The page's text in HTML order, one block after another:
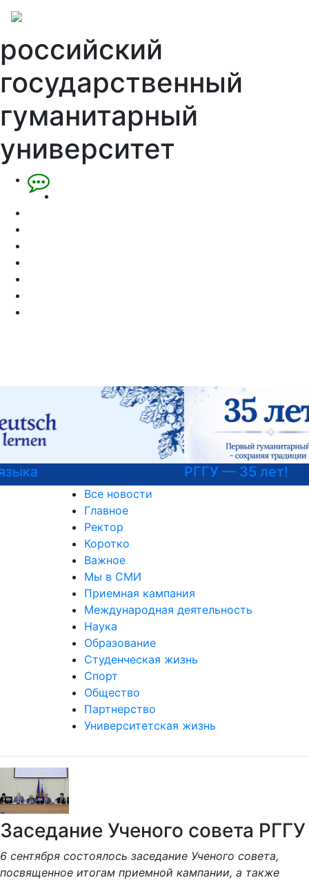
российский
государственный
гуманитарный
университет
РГГУ — 35 лет!
Все новости
Главное
Ректор
Коротко
Важное
Мы в СМИ
Приемная кампания
Международная деятельность
Наука
Образование
Студенческая жизнь
Спорт
Общество
Партнерство
Университетская жизнь
Заседание Ученого совета РГГУ
6 сентября состоялось заседание Ученого совета,
посвященное итогам приемной кампании, а также